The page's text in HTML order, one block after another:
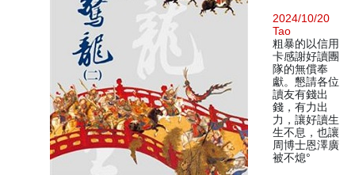
2024/10/20
Tao
粗暴的以信用
卡感謝好讀團
隊的無償奉
獻。懇請各位
讀友有錢出
錢，有力出
力，讓好讀生
生不息，也讓
周博士恩澤廣
被不熄°